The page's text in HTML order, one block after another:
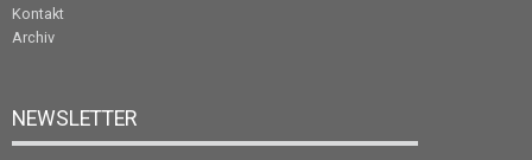
Kontakt
Archiv
NEWSLETTER